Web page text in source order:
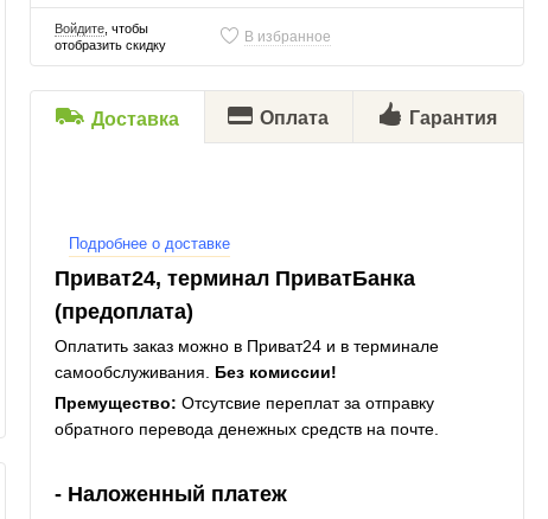
Войдите, чтобы
отобразить скидку
В избранное
Доставка Оплата Гарантия
Подробнее о доставке
Приват24, терминал ПриватБанка
(предоплата)
Оплатить заказ можно в Приват24 и в терминале
самообслуживания. Без комиссии!
Премущество: Отсутсвие переплат за отправку
обратного перевода денежных средств на почте.
- Наложенный платеж